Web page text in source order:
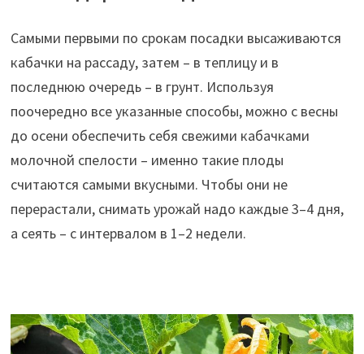
Самыми первыми по срокам посадки высаживаются
кабачки на рассаду, затем – в теплицу и в
последнюю очередь – в грунт. Используя
поочередно все указанные способы, можно с весны
до осени обеспечить себя свежими кабачками
молочной спелости – именно такие плоды
считаются самыми вкусными. Чтобы они не
перерастали, снимать урожай надо каждые 3–4 дня,
а сеять – с интервалом в 1–2 недели.